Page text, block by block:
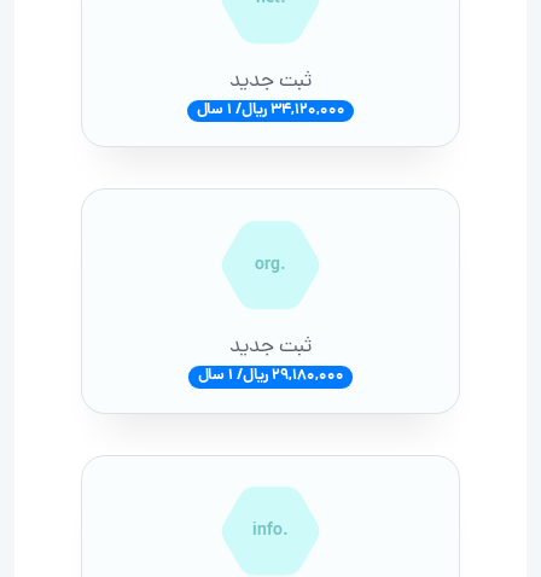
ثبت جدید
34,120,000 ریال/ 1 سال
.org
ثبت جدید
29,180,000 ریال/ 1 سال
.info